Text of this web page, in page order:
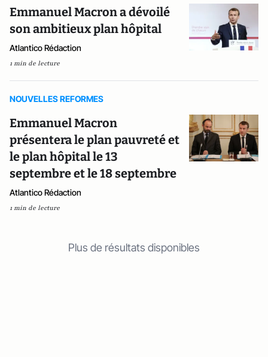
Emmanuel Macron a dévoilé
son ambitieux plan hôpital
Atlantico Rédaction
1 min de lecture
NOUVELLES REFORMES
Emmanuel Macron
présentera le plan pauvreté et
le plan hôpital le 13
septembre et le 18 septembre
Atlantico Rédaction
1 min de lecture
Plus de résultats disponibles